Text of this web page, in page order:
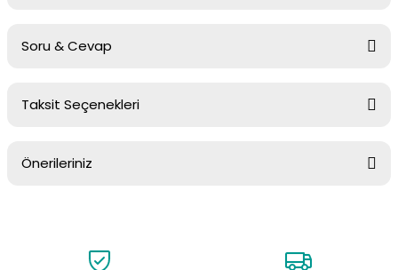
Soru & Cevap
Ürün hakkında henüz soru sorulmamış.
Taksit Seçenekleri
Önerileriniz
Görüş ve önerileriniz için teşekkür ederiz.